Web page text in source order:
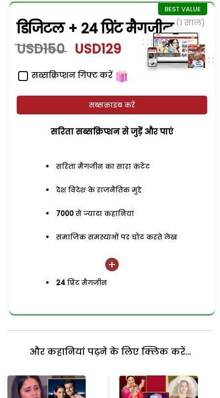
डिजिटल + 24 प्रिंट मैगजीन (1 साल)
USD150 USD129
सब्सक्रिप्शन गिफ्ट करें
सब्सक्राइब करें
सरिता सब्सक्रिप्शन से जुड़ेें और पाएं
सरिता मैगजीन का सारा कंटेंट
देश विदेश के राजनैतिक मुद्दे
7000 से ज्यादा कहानियां
समाजिक समस्याओं पर चोट करते लेख
24 प्रिंट मैगजीन
और कहानियां पढ़ने के लिए क्लिक करें...